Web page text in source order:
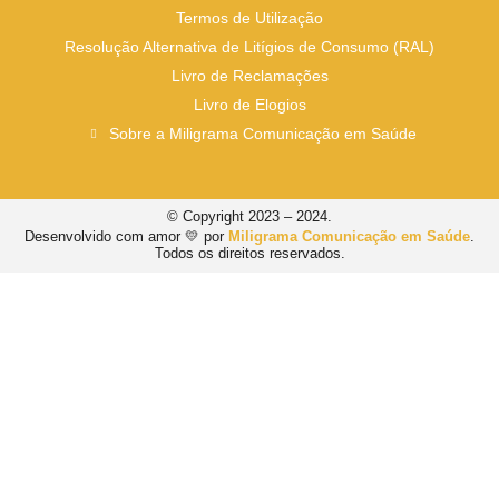
Termos de Utilização
Resolução Alternativa de Litígios de Consumo (RAL)
Livro de Reclamações
Livro de Elogios
Sobre a Miligrama Comunicação em Saúde
© Copyright 2023 – 2024.
Desenvolvido com amor 💛 por Miligrama Comunicação em Saúde
Todos os direitos reservados.